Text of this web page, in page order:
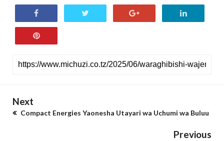
Next
Compact Energies Yaonesha Utayari wa Uchumi wa Buluu
Previous